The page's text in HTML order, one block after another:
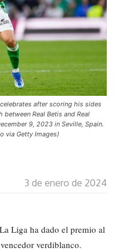
after scoring his sides
Real Betis and Real
9, 2023 in Seville, Spain.
via Getty Images)
3 de enero de 2024
Liga ha dado el premio al
verdiblanco.